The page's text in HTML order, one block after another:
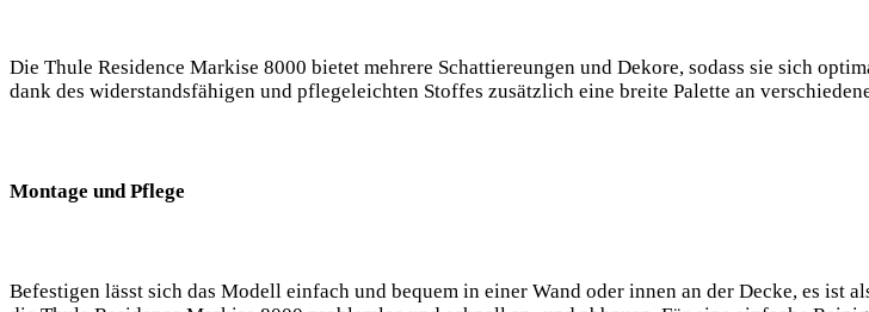
Die Thule Residence Markise 8000 bietet mehrere Schattiereungen und Dekore, sodass sie sich
dank des widerstandsfähigen und pflegeleichten Stoffes zusätzlich eine breite Palette an
Montage und Pflege
Befestigen lässt sich das Modell einfach und bequem in einer Wand oder innen an der Decke, es ist